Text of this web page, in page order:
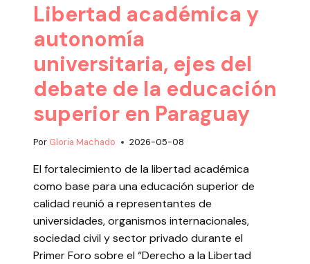
Libertad académica y
autonomía
universitaria, ejes del
debate de la educación
superior en Paraguay
Por Gloria Machado 2026-05-08
El fortalecimiento de la libertad académica
como base para una educación superior de
calidad reunió a representantes de
universidades, organismos internacionales,
sociedad civil y sector privado durante el
Primer Foro sobre el “Derecho a la Libertad